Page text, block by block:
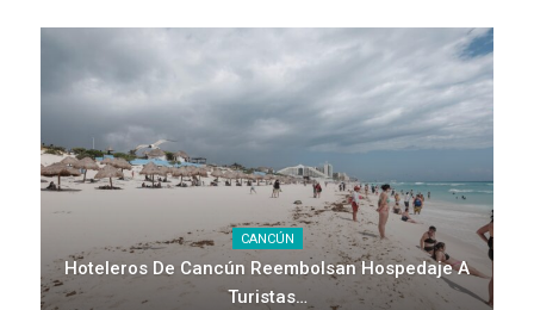
CANCÚN
Hoteleros De Cancún Reembolsan Hospedaje A
Turistas…